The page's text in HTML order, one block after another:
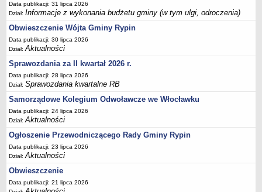
Projekty uchwał
Protokoły
Imienne wykazy głosowań radnych
Postać dokumentów
Akty Prawne, Dzienniki Ustaw, Monitory Polskie
Prawo miejscowe
Zarządzenia
Studium uwarunkowań i kierunków zagospodarowania
przestrzennego
Dane przestrzenne - MPZP
Stałe obwody głosowania, numery, granice oraz siedziby
obwodowych komisji wyborczych, opis granic okręgów wyborczych
Plan ogólny gminy Rypin
Data publikacji: 31 lipca 2026
Dział:Informacje z wykonania budżetu gminy (w tym ulgi, odroczenia)
Obwieszczenie Wójta Gminy Rypin
Data publikacji: 30 lipca 2026
Dział:Aktualności
Sprawozdania za II kwartał 2026 r.
Data publikacji: 28 lipca 2026
Dział:Sprawozdania kwartalne RB
Samorządowe Kolegium Odwoławcze we Włocławku
Data publikacji: 24 lipca 2026
Dział:Aktualności
Ogłoszenie Przewodniczącego Rady Gminy Rypin
Data publikacji: 23 lipca 2026
Dział:Aktualności
Obwieszczenie
Data publikacji: 21 lipca 2026